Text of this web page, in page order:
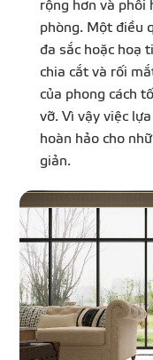
rộng hơn và phối
phòng. Một điều
đa sắc hoặc hoạ
chia cắt và rối
của phong cách
vỡ. Vì vậy việc
hoàn hảo cho
giản.